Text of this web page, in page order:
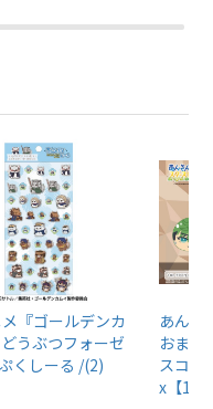
『ゴールデンカ
うぶつフォーゼ
くしーる /(2)
あんさ
おまん
スコッ
x【